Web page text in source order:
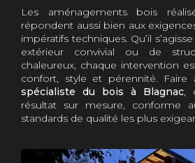
Les aménagements bois
répondent aussi bien aux
impératifs techniques. Qu’il
extérieur convivial ou de
chaleureux, chaque intervention
confort, style et pérennité. Faire
spécialiste du bois à Blagnac,
résultat sur mesure, conforme
standards de qualité les plus